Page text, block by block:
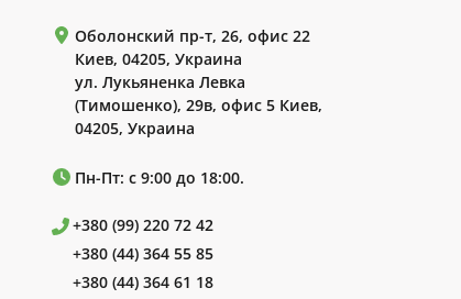
Оболонский пр-т, 26, офис 22
Киев, 04205, Украина
ул. Лукьяненка Левка
(Тимошенко), 29в, офис 5 Киев,
04205, Украина
Пн-Пт: с 9:00 до 18:00.
+380 (99) 220 72 42
+380 (44) 364 55 85
+380 (44) 364 61 18